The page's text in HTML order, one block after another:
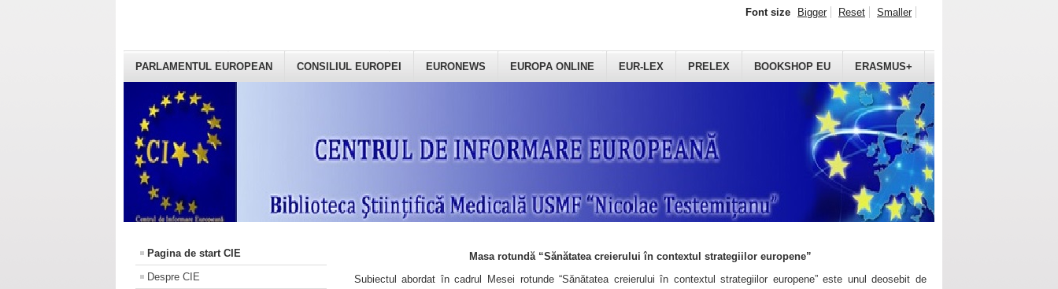
PARLAMENTUL EUROPEAN CONSILIUL EUROPEI EURONEWS EUROPA ONLINE EUR-LEX PRELEX BOOKSHOP EU ERASMUS+
Font size Bigger Reset Smaller
Pagina de start CIE
Despre CIE
Masa rotundă “Sănătatea creierului în contextul strategiilor europene”
Subiectul abordat în cadrul Mesei rotunde “Sănătatea creierului în contextul strategiilor europene” este unul deosebit de